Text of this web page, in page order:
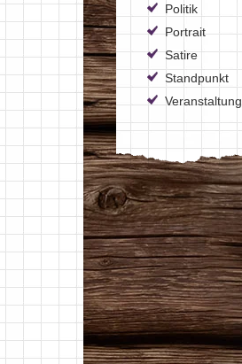
Politik
Portrait
Satire
Standpunkt
Veranstaltung